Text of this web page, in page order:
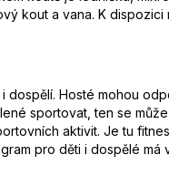
kout a vana. K dispozici
Hosté mohou
sportovat, ten se
aktivit. Je tu
pro děti i dospělé má